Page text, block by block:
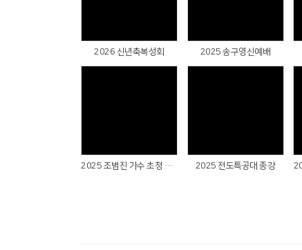
2026 신년축복성회 2025 송구영신예배
2025 조범진 가수 초청 찬양간증예배 2025 전도특공대 종강